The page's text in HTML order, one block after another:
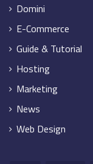
Domini
E-Commerce
Guide & Tutorial
Hosting
Marketing
News
Web Design